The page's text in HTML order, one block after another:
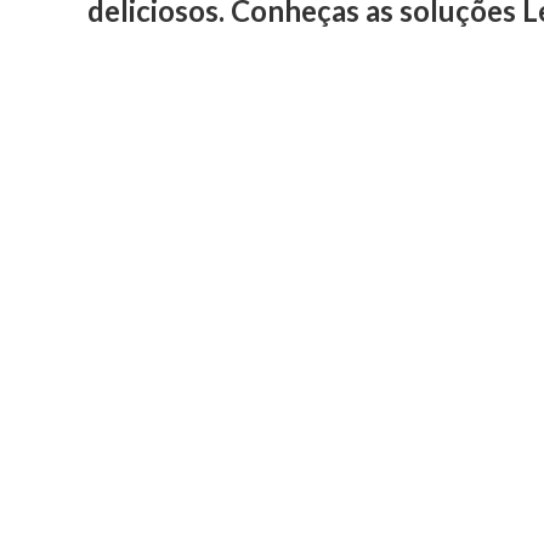
deliciosos. Conheças as soluções